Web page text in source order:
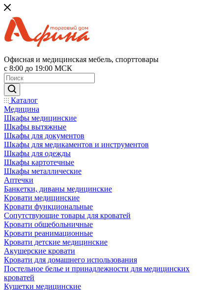
Офисная и медицинская мебель, спорттовары
с 8:00 до 19:00 МСК
Каталог
Медицина
Шкафы медицинские
Шкафы вытяжные
Шкафы для документов
Шкафы для медикаментов и инструментов
Шкафы для одежды
Шкафы картотечные
Шкафы металлические
Аптечки
Банкетки, диваны медицинские
Кровати медицинские
Кровати функциональные
Сопутствующие товары для кроватей
Кровати общебольничные
Кровати реанимационные
Кровати детские медицинские
Акушерские кровати
Кровати для домашнего использования
Постельное белье и принадлежности для медицинских
кроватей
Кушетки медицинские